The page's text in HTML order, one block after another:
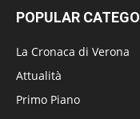
POPULAR
La Cronaca di Verona
Attualità
Primo Piano